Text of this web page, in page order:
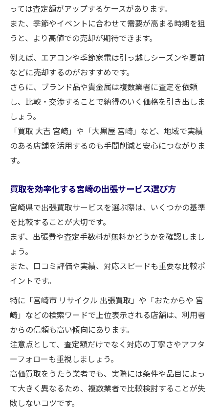
っては査定額がアップするケースがあります。
また、季節やイベントに合わせて需要が高まる時期を狙
うと、より高値での売却が期待できます。
例えば、エアコンや季節家電は引っ越しシーズンや夏前
などに売却するのがおすすめです。
さらに、ブランド品や貴金属は複数業者に査定を依頼
し、比較・交渉することで納得のいく価格を引き出しま
しょう。
「買取 大吉 宮崎」や「大黒屋 宮崎」など、地域で実績
のある店舗を活用するのも手間削減と安心につながりま
す。
買取を効率化する宮崎の出張サービス選び方
宮崎県で出張買取サービスを選ぶ際は、いくつかの基準
を比較することが大切です。
まず、出張費や査定手数料が無料かどうかを確認しまし
ょう。
また、口コミ評価や実績、対応スピードも重要な比較ポ
イントです。
特に「宮崎市 リサイクル 出張買取」や「おたからや 宮
崎」などの検索ワードで上位表示される店舗は、利用者
からの信頼も高い傾向にあります。
注意点として、査定額だけでなく対応の丁寧さやアフタ
ーフォローも重視しましょう。
高価買取をうたう業者でも、実際には条件や品目によっ
て大きく異なるため、複数業者で比較検討することが失
敗しないコツです。